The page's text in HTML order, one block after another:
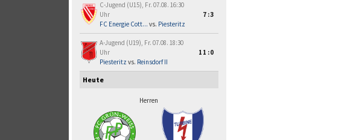
C-Jugend (U15), Fr. 07.08. 16:30
Uhr
FC Energie Cott... vs. Piesteritz
7:3
A-Jugend (U19), Fr. 07.08. 18:30
Uhr
Piesteritz vs. Reinsdorf II
11:0
Heute
Herren